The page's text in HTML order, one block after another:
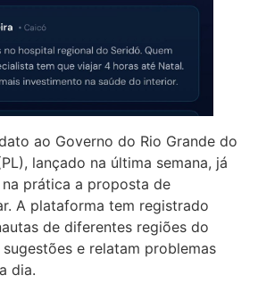
ao Governo do Rio Grande do
lançado na última semana, já
prática a proposta de
A plataforma tem registrado
de diferentes regiões do
e relatam problemas
dia.